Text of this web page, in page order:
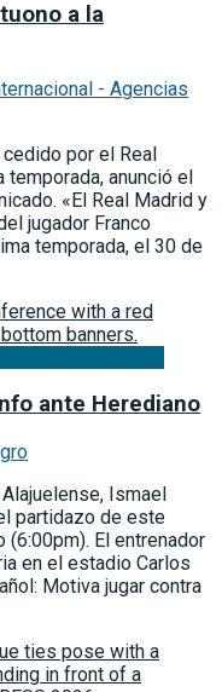
a la
- Agencias
por el Real
temporada, anunció el
«El Real Madrid y
jugador Franco
temporada, el 30 de
ante Herediano
Ismael
partidazo de este
(6:00pm). El entrenador
en el estadio Carlos
Motiva jugar contra